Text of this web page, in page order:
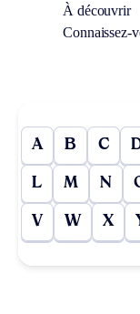
À découvrir
Connaissez-
A B C
L M N
V W X